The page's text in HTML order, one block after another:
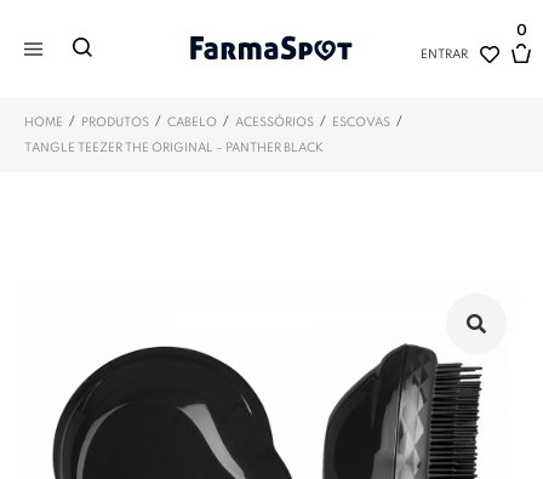
ENTRAR
0
HOME / PRODUTOS / CABELO / ACESSÓRIOS / ESCOVAS /
TANGLE TEEZER THE ORIGINAL – PANTHER BLACK